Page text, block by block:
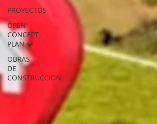
PROYECTOS
OPEN
CONCEPT
PLAN 💎
OBRAS
DE
CONSTRUCCION